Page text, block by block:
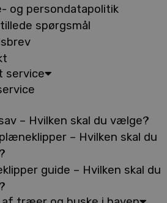
og persondatapolitik
spørgsmål
service
– Hvilken skal du vælge?
– Hvilken skal du
guide – Hvilken skal du